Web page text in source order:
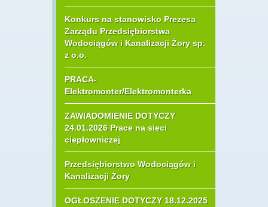
Konkurs na stanowisko Prezesa
Zarządu Przedsiębiorstwa
Wodociągów i Kanalizacji Żory sp.
z o.o.
PRACA-
Elektromonter/Elektromonterka
ZAWIADOMIENIE DOTYCZY
24.01.2026 Prace na sieci
ciepłowniczej
Przedsiębiorstwo Wodociągów i
Kanalizacji Żory
OGŁOSZENIE DOTYCZY 18.12.2025